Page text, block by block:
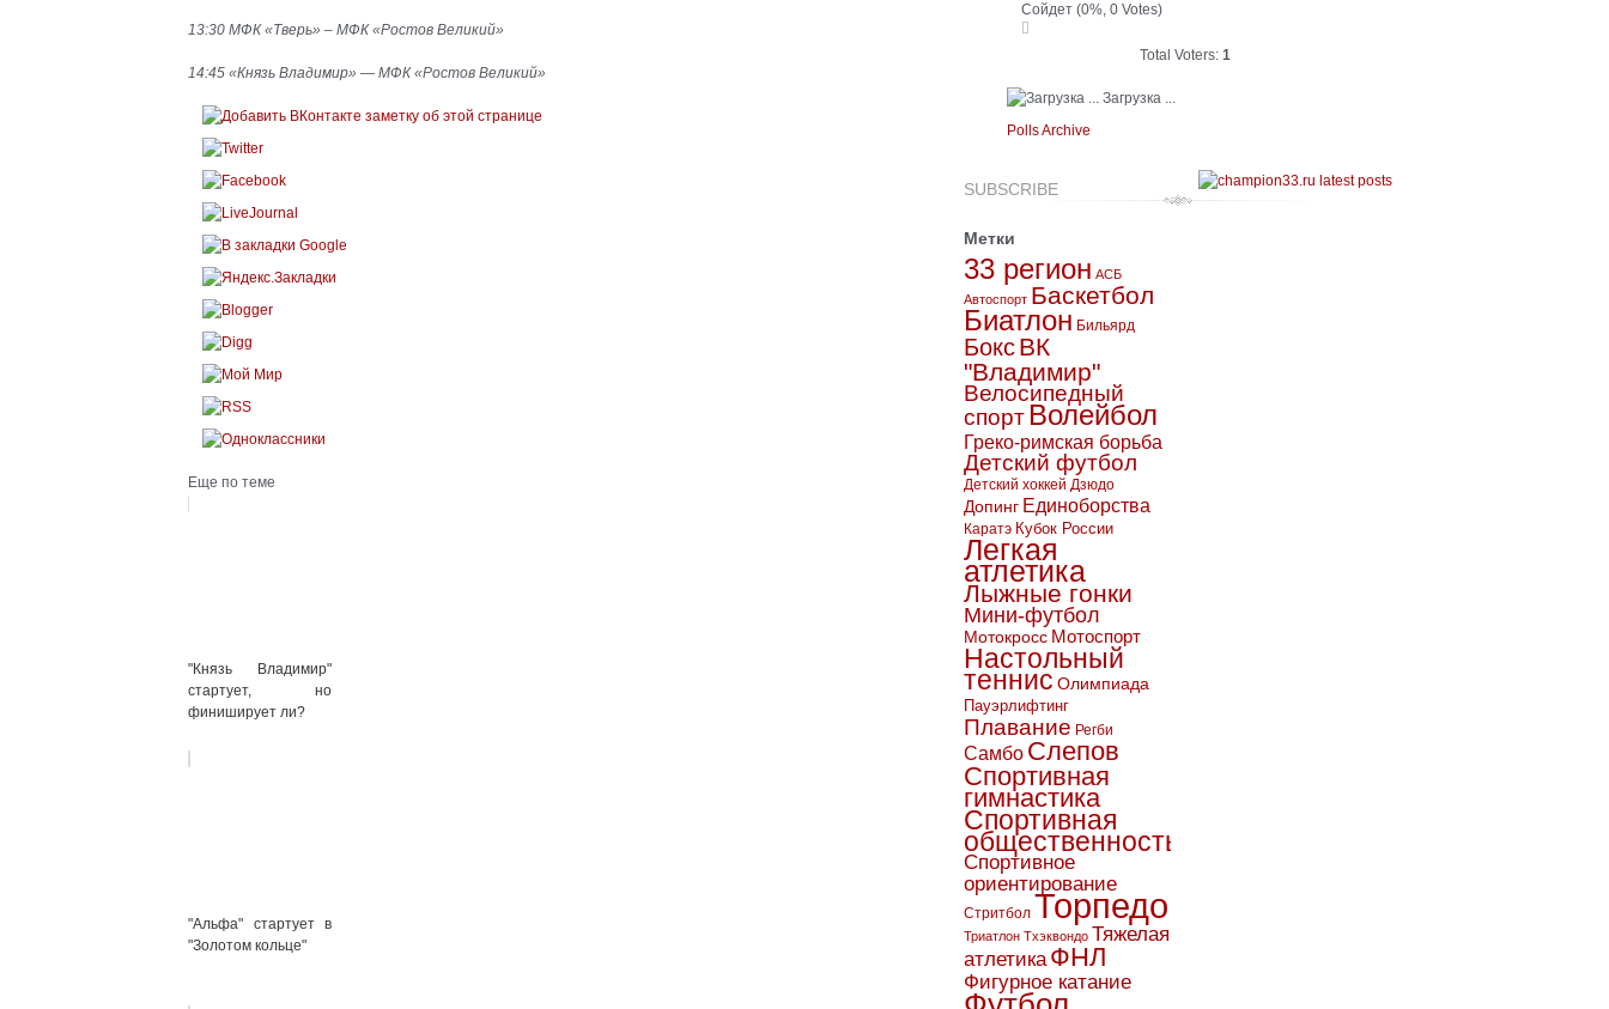
13:30 МФК «Тверь» – МФК «Ростов Великий»
14:45 «Князь Владимир» — МФК «Ростов Великий»
Еще по теме
"Князь Владимир"
стартует, но
финиширует ли?
"Альфа" стартует в
"Золотом кольце"
Сойдет (0%, 0 Votes)
Total Voters: 1
Загрузка ...
Polls Archive
SUBSCRIBE
Метки
33 регион АСБ
Автоспорт Баскетбол
Биатлон Бильярд
БоксВК
"Владимир"
Велосипедный
спорт Волейбол
Греко-римская борьба
Детский футбол
Детский хоккей Дзюдо
Допинг Единоборства
Каратэ Кубок России
Легкая
атлетика
Лыжные гонки
Мини-футбол
Мотокросс Мотоспорт
Настольный
теннис Олимпиада
Пауэрлифтинг
Плавание Регби
Самбо Слепов
Спортивная
гимнастика
Спортивная
общественность
Спортивное
ориентирование
Стритбол Торпедо
Триатлон Тхэквондо Тяжелая
атлетика ФНЛ
Фигурное катание